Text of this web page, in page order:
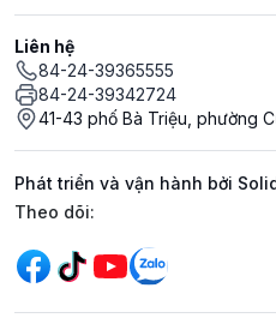
Liên hệ
84-24-39365555
84-24-39342724
41-43 phố Bà Triệu, phường
Phát triển và vận hành bởi
Mạng xã hội
Theo dõi: